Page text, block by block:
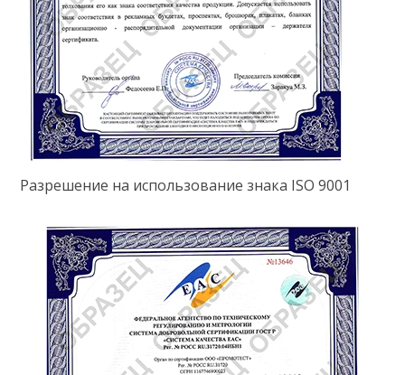
Разрешение на использование знака ISO 9001